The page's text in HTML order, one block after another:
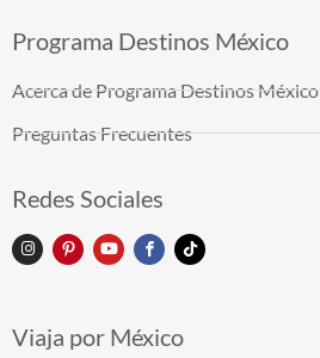
Programa Destinos México
Acerca de Programa Destinos México
Preguntas Frecuentes
Redes Sociales
Viaja por México